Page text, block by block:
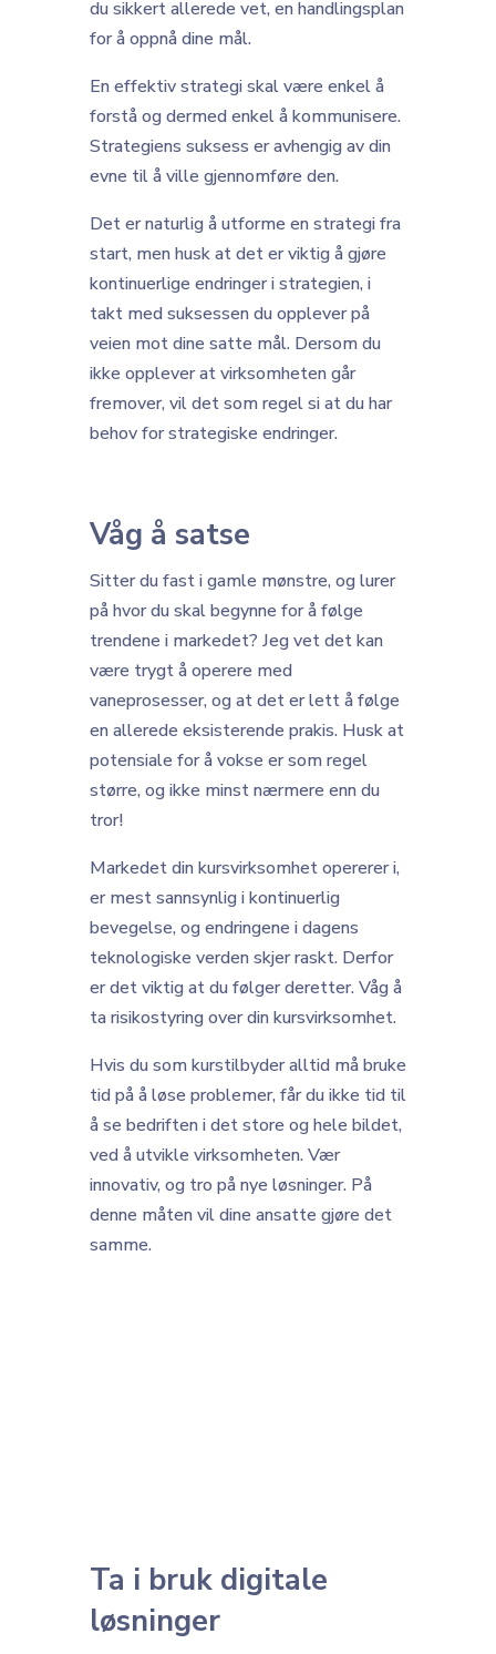
du sikkert allerede vet, en handlingsplan
for å oppnå dine mål.
En effektiv strategi skal være enkel å
forstå og dermed enkel å kommunisere.
Strategiens suksess er avhengig av din
evne til å ville gjennomføre den.
Det er naturlig å utforme en strategi fra
start, men husk at det er viktig å gjøre
kontinuerlige endringer i strategien, i
takt med suksessen du opplever på
veien mot dine satte mål. Dersom du
ikke opplever at virksomheten går
fremover, vil det som regel si at du har
behov for strategiske endringer.
Våg å satse
Sitter du fast i gamle mønstre, og lurer
på hvor du skal begynne for å følge
trendene i markedet? Jeg vet det kan
være trygt å operere med
vaneprosesser, og at det er lett å følge
en allerede eksisterende prakis. Husk at
potensiale for å vokse er som regel
større, og ikke minst nærmere enn du
tror!
Markedet din kursvirksomhet opererer i,
er mest sannsynlig i kontinuerlig
bevegelse, og endringene i dagens
teknologiske verden skjer raskt. Derfor
er det viktig at du følger deretter. Våg å
ta risikostyring over din kursvirksomhet.
Hvis du som kurstilbyder alltid må bruke
tid på å løse problemer, får du ikke tid til
å se bedriften i det store og hele bildet,
ved å utvikle virksomheten. Vær
innovativ, og tro på nye løsninger. På
denne måten vil dine ansatte gjøre det
samme.
Ta i bruk digitale
løsninger